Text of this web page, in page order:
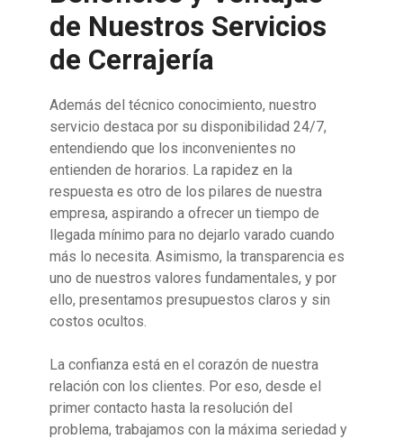
de Nuestros Servicios
de Cerrajería
Además del técnico conocimiento, nuestro
servicio destaca por su disponibilidad 24/7,
entendiendo que los inconvenientes no
entienden de horarios. La rapidez en la
respuesta es otro de los pilares de nuestra
empresa, aspirando a ofrecer un tiempo de
llegada mínimo para no dejarlo varado cuando
más lo necesita. Asimismo, la transparencia es
uno de nuestros valores fundamentales, y por
ello, presentamos presupuestos claros y sin
costos ocultos.
La confianza está en el corazón de nuestra
relación con los clientes. Por eso, desde el
primer contacto hasta la resolución del
problema, trabajamos con la máxima seriedad y